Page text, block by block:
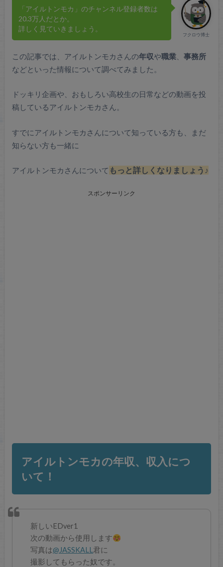
フクロウ博士
「アイルトンモカ」のチャンネル登録者数は
20.3万人だとか。
詳しく見ていきましょう。
この記事では、アイルトンモカさんの年収や職業、 事務所
などといった情報について調べてみました。
ドッキリ企画や、おもしろい高校生の日常などの動画を投
稿しているアイルトンモカさん。
すでにアイルトンモカさんについて知っている方も、まだ
知らない方も一緒に
アイルトンモカさんについて もっと詳しくなりましょう♪
スポンサーリンク
アイルトンモカの年収、収入につ
いて！
新しいEDver1
次の動画から使用します
写真は@JASSKALL君に
撮影してもらった奴です。